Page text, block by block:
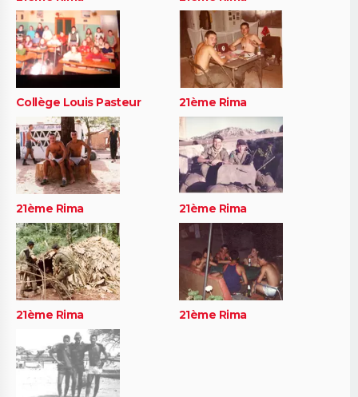
Collège Louis Pasteur 21ème Rima
21ème Rima 21ème Rima
21ème Rima 21ème Rima